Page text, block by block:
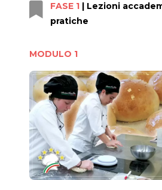
FASE 1 | Lezioni
pratiche
MODULO 1